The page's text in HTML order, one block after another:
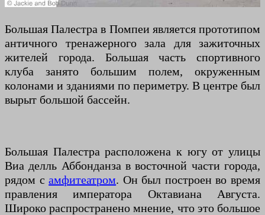
Большая Палестра в Помпеи является прототипом
античного тренажерного зала для зажиточных
жителей города. Большая часть спортивного
клуба занято большим полем, окруженным
колонами и зданиями по периметру. В центре был
вырыт большой бассейн.
Большая Палестра расположена к югу от улицы
Виа делль Аббонданза в восточной части города,
рядом самфитеатром. Он был построен во время
правления императора Октавиана Августа.
Широко распространено мнение, что это большое